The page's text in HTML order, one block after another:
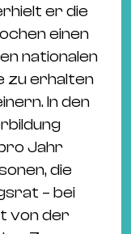
er die
einen
nationalen
zu erhalten
In den
Jahr
die
– bei
von der